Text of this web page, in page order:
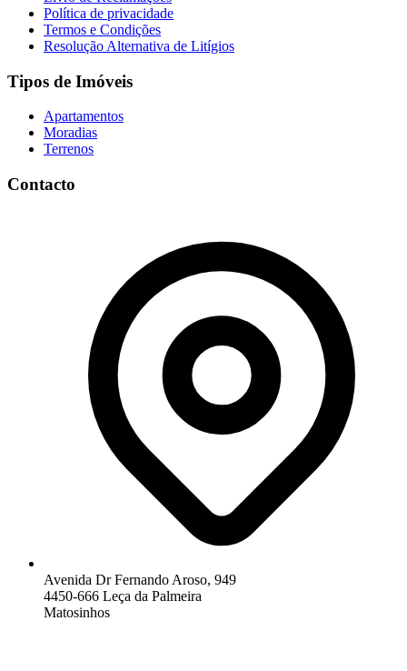
Política de privacidade
Termos e Condições
Resolução Alternativa de Litígios
Tipos de Imóveis
Apartamentos
Moradias
Terrenos
Contacto
Avenida Dr Fernando Aroso, 949
4450-666 Leça da Palmeira
Matosinhos